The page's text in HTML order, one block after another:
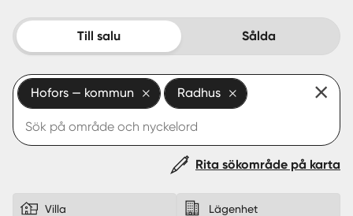
Köpa
Start
Logga in
Till salu Sålda
Hofors — kommun Radhus
Rita sökområde på karta
Villa Lägenhet